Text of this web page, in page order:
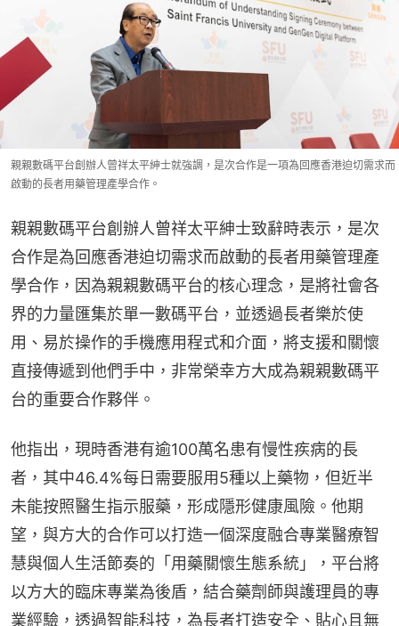
親親數碼平台創辦人曾祥太平紳士就強調，是次合作是一項為回應香港迫切需求而
啟動的長者用藥管理產學合作。
親親數碼平台創辦人曾祥太平紳士致辭時表示，是次
合作是為回應香港迫切需求而啟動的長者用藥管理產
學合作，因為親親數碼平台的核心理念，是將社會各
界的力量匯集於單一數碼平台，並透過長者樂於使
用、易於操作的手機應用程式和介面，將支援和關懷
直接傳遞到他們手中，非常榮幸方大成為親親數碼平
台的重要合作夥伴。
他指出，現時香港有逾100萬名患有慢性疾病的長
者，其中46.4%每日需要服用5種以上藥物，但近半
未能按照醫生指示服藥，形成隱形健康風險。他期
望，與方大的合作可以打造一個深度融合專業醫療智
慧與個人生活節奏的「用藥關懷生態系統」，平台將
以方大的臨床專業為後盾，結合藥劑師與護理員的專
業經驗，透過智能科技，為長者打造安全、貼心且無